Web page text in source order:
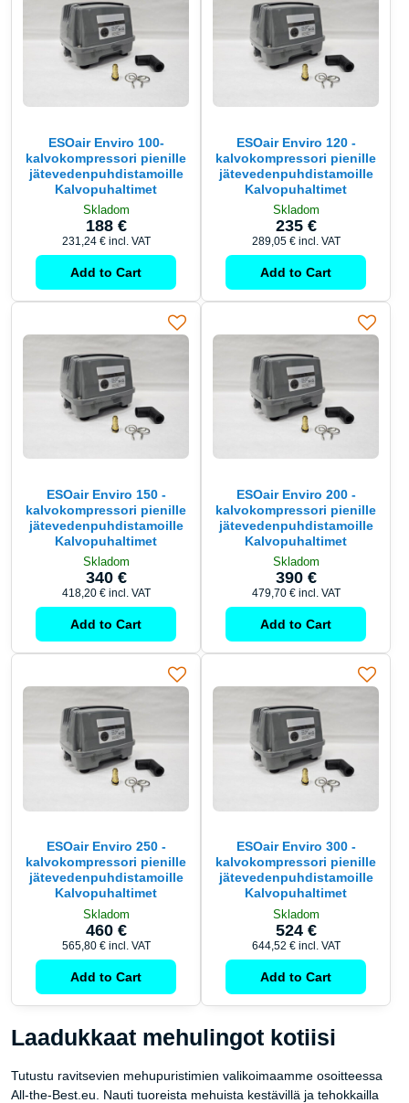
ESOair Enviro 100-
kalvokompressori pienille
jätevedenpuhdistamoille
Kalvopuhaltimet
Skladom
188 €
231,24 € incl. VAT
Add to Cart
ESOair Enviro 120 -
kalvokompressori pienille
jätevedenpuhdistamoille
Kalvopuhaltimet
Skladom
235 €
289,05 € incl. VAT
Add to Cart
ESOair Enviro 150 -
kalvokompressori pienille
jätevedenpuhdistamoille
Kalvopuhaltimet
Skladom
340 €
418,20 € incl. VAT
Add to Cart
ESOair Enviro 200 -
kalvokompressori pienille
jätevedenpuhdistamoille
Kalvopuhaltimet
Skladom
390 €
479,70 € incl. VAT
Add to Cart
ESOair Enviro 250 -
kalvokompressori pienille
jätevedenpuhdistamoille
Kalvopuhaltimet
Skladom
460 €
565,80 € incl. VAT
Add to Cart
ESOair Enviro 300 -
kalvokompressori pienille
jätevedenpuhdistamoille
Kalvopuhaltimet
Skladom
524 €
644,52 € incl. VAT
Add to Cart
Laadukkaat mehulingot kotiisi
Tutustu ravitsevien mehupuristimien valikoimaamme osoitteessa
All-the-Best.eu. Nauti tuoreista mehuista kestävillä ja tehokkailla